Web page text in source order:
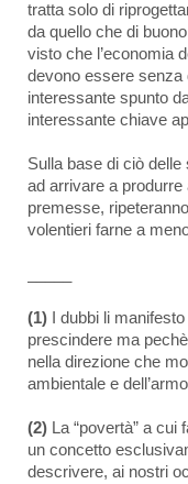
tratta solo di
da quello che di
visto che l’economia
devono essere senza
interessante spunto
interessante chiave
Sulla base di ciò
ad arrivare a
premesse,
volentieri farne a
(1) I dubbi li
prescindere ma
nella direzione che
ambientale e
(2) La “povertà” a
un concetto
descrivere, ai nostri